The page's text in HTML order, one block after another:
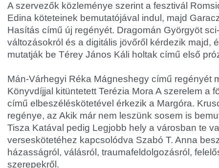
A szervezők közleménye szerint a fesztivál
Edina köteteinek bemutatójával indul, majd
Hasítás című új regényét. Dragomán Györgyöt
változásokról és a digitális jövőről kérdezik majd,
mutatják be Térey János Káli holtak című első
Mán-Várhegyi Réka Mágneshegy című regényét
Könyvdíjjal kitüntetett Terézia Mora A szerelem a
című elbeszéléskötetével érkezik a Margóra.
regénye, az Akik már nem leszünk sosem is
Tisza Katával pedig Legjobb hely a városban te
verseskötetéhez kapcsolódva Szabó T. Anna
házasságról, válásról, traumafeldolgozásról,
szerepekről.